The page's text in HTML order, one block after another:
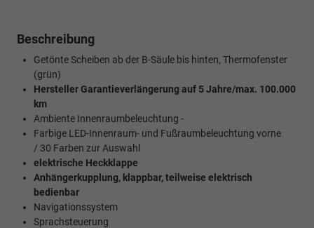
Beschreibung
Getönte Scheiben ab der B-Säule bis hinten, Thermofenster
(grün)
Hersteller Garantieverlängerung auf 5 Jahre/max. 100.000
km
Ambiente Innenraumbeleuchtung -
Farbige LED-Innenraum- und Fußraumbeleuchtung vorne
/ 30 Farben zur Auswahl
elektrische Heckklappe
Anhängerkupplung, klappbar, teilweise elektrisch
bedienbar
Navigationssystem
Sprachsteuerung